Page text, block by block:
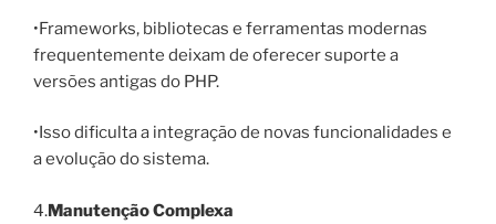
•Frameworks, bibliotecas e ferramentas modernas
frequentemente deixam de oferecer suporte a
versões antigas do PHP.
•Isso dificulta a integração de novas funcionalidades e
a evolução do sistema.
4.Manutenção Complexa